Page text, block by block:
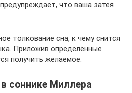
что ваша затея
толкование сна, к чему снится
Приложив определённые
получить желаемое.
соннике Миллера